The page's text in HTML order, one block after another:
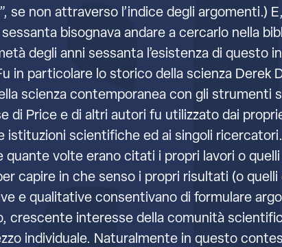
se non attraverso l’indice degli argomenti.)
sessanta bisognava andare a cercarlo nella
degli anni sessanta l’esistenza di questo
in particolare lo storico della scienza Derek
scienza contemporanea con gli
di Price e di altri autori fu utilizzato dai
istituzioni scientifiche ed ai singoli
quante volte erano citati i propri lavori o
capire in che senso i propri risultati (o
e qualitative consentivano di formulare
crescente interesse della comunità
individuale. Naturalmente in questo